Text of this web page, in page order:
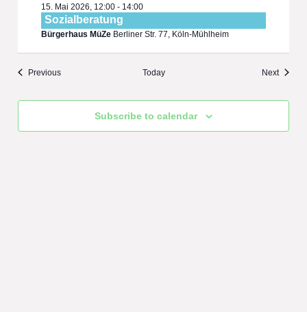
15. Mai 2026, 12:00 - 14:00
Sozialberatung
Bürgerhaus MüZe Berliner Str. 77, Köln-Mühlheim
Previous Today Next
Subscribe to calendar